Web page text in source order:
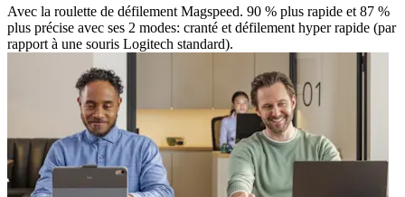
Avec la roulette de défilement Magspeed. 90 % plus rapide et 87 %
plus précise avec ses 2 modes: cranté et défilement hyper rapide (par
rapport à une souris Logitech standard).